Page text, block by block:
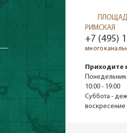
РИМСКАЯ
+7 (495)
Приходите
10:00 - 19:00
Суббота -